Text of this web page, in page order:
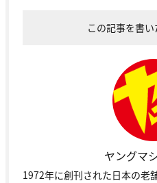
この記事を書
ヤングマ
1972年に創刊された日本の老